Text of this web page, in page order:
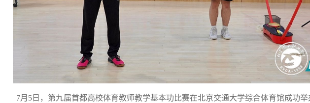
7月5日，第九届首都高校体育教师教学基本功比赛在北京交通大学综合体育馆成功